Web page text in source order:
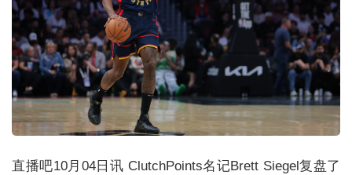
直播吧10月04日讯 ClutchPoints名记Brett Siegel复盘了